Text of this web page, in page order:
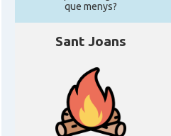
que menys?
Sant Joans